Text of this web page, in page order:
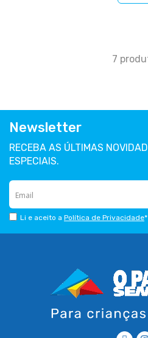
7
Newsletter
RECEBA AS ÚLTIMAS
ESPECIAIS.
Li e aceito a Política de Privacidade*